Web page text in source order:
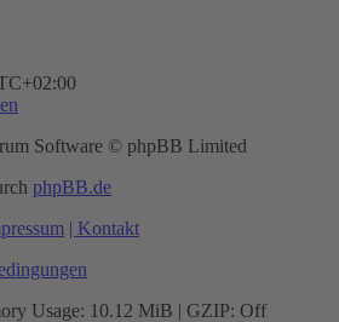
Software © phpBB Limited
phpBB.de
| Kontakt
Usage: 10.12 MiB | GZIP: Off